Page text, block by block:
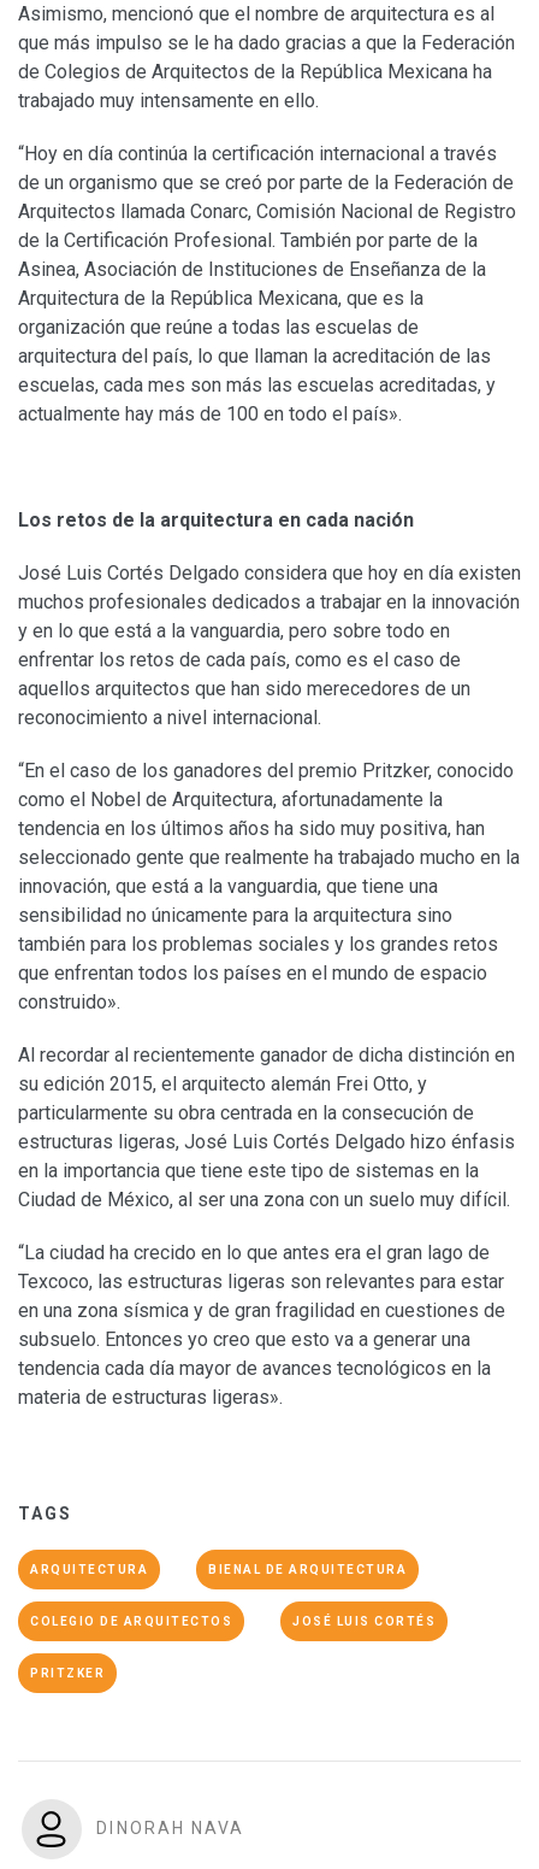
Asimismo, mencionó que el nombre de arquitectura es al
que más impulso se le ha dado gracias a que la Federación
de Colegios de Arquitectos de la República Mexicana ha
trabajado muy intensamente en ello.
“Hoy en día continúa la certificación internacional a través
de un organismo que se creó por parte de la Federación de
Arquitectos llamada Conarc, Comisión Nacional de Registro
de la Certificación Profesional. También por parte de la
Asinea, Asociación de Instituciones de Enseñanza de la
Arquitectura de la República Mexicana, que es la
organización que reúne a todas las escuelas de
arquitectura del país, lo que llaman la acreditación de las
escuelas, cada mes son más las escuelas acreditadas, y
actualmente hay más de 100 en todo el país».
Los retos de la arquitectura en cada nación
José Luis Cortés Delgado considera que hoy en día existen
muchos profesionales dedicados a trabajar en la innovación
y en lo que está a la vanguardia, pero sobre todo en
enfrentar los retos de cada país, como es el caso de
aquellos arquitectos que han sido merecedores de un
reconocimiento a nivel internacional.
“En el caso de los ganadores del premio Pritzker, conocido
como el Nobel de Arquitectura, afortunadamente la
tendencia en los últimos años ha sido muy positiva, han
seleccionado gente que realmente ha trabajado mucho en la
innovación, que está a la vanguardia, que tiene una
sensibilidad no únicamente para la arquitectura sino
también para los problemas sociales y los grandes retos
que enfrentan todos los países en el mundo de espacio
construido».
Al recordar al recientemente ganador de dicha distinción en
su edición 2015, el arquitecto alemán Frei Otto, y
particularmente su obra centrada en la consecución de
estructuras ligeras, José Luis Cortés Delgado hizo énfasis
en la importancia que tiene este tipo de sistemas en la
Ciudad de México, al ser una zona con un suelo muy difícil.
“La ciudad ha crecido en lo que antes era el gran lago de
Texcoco, las estructuras ligeras son relevantes para estar
en una zona sísmica y de gran fragilidad en cuestiones de
subsuelo. Entonces yo creo que esto va a generar una
tendencia cada día mayor de avances tecnológicos en la
materia de estructuras ligeras».
TAGS
ARQUITECTURA BIENAL DE ARQUITECTURA
COLEGIO DE ARQUITECTOS JOSÉ LUIS CORTÉS
PRITZKER
DINORAH NAVA